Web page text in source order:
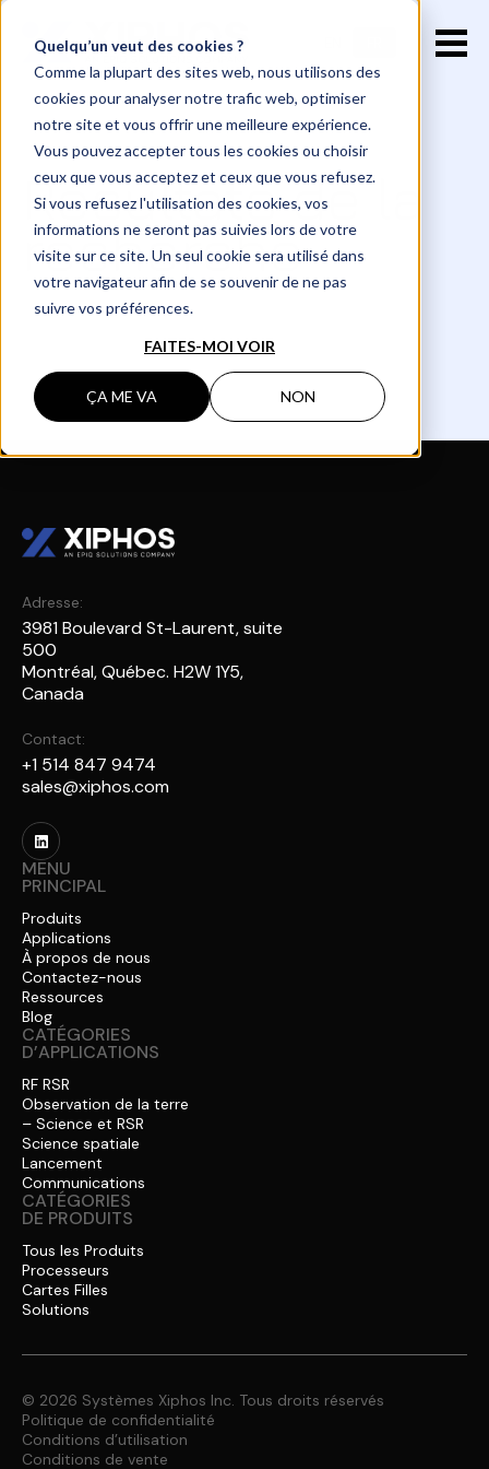
Quelqu’un veut des cookies ?
Comme la plupart des sites web, nous utilisons des
cookies pour analyser notre trafic web, optimiser
notre site et vous offrir une meilleure expérience.
Vous pouvez accepter tous les cookies ou choisir
ceux que vous acceptez et ceux que vous refusez.
Si vous refusez l'utilisation des cookies, vos
informations ne seront pas suivies lors de votre
visite sur ce site. Un seul cookie sera utilisé dans
votre navigateur afin de se souvenir de ne pas
suivre vos préférences.
FAITES-MOI VOIR
ÇA ME VA NON
Résultats de la
recherche
Adresse:
3981 Boulevard St-Laurent, suite
500
Montréal, Québec. H2W 1Y5,
Canada
Contact:
+1 514 847 9474
sales@xiphos.com
MENU
PRINCIPAL
Produits
Applications
À propos de nous
Contactez-nous
Ressources
Blog
CATÉGORIES
D’APPLICATIONS
RF RSR
Observation de la terre
– Science et RSR
Science spatiale
Lancement
Communications
CATÉGORIES
DE PRODUITS
Tous les Produits
Processeurs
Cartes Filles
Solutions
© 2026 Systèmes Xiphos Inc. Tous droits réservés
Politique de confidentialité
Conditions d’utilisation
Conditions de vente